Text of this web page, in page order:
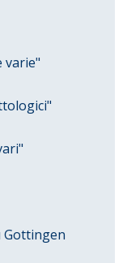
varie"
Gottingen